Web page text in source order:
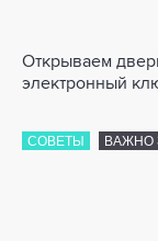
Открываем
электронный
СОВЕТЫ ВАЖНО